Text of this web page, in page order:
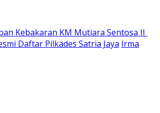
Kebakaran KM Mutiara Sentosa II
Daftar Pilkades Satria Jaya Irma